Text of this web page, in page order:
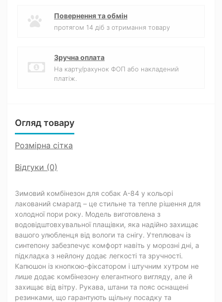
Повернення та обмін
протягом 14 діб з отримання товару
Зручна оплата
На карту/рахунок ФОП або накладений
платіж.
Огляд товару
Розмірна сітка
Відгуки (0)
Зимовий комбінезон для собак A-84 у кольорі
лакований смарагд – це стильне та тепле рішення для
холодної пори року. Модель виготовлена з
водовідштовхувальної плащівки, яка надійно захищає
вашого улюбленця від вологи та снігу. Утеплювач із
синтепону забезпечує комфорт навіть у морозні дні, а
підкладка з нейлону додає легкості та зручності.
Капюшон із кнопкою-фіксатором і штучним хутром не
лише додає комбінезону елегантного вигляду, але й
захищає від вітру. Рукава, штани та пояс оснащені
резинками, що гарантують щільну посадку та